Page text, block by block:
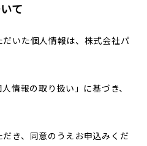
て
いた個人情報は、株式会社パ
情報の取り扱い」に基づき、
き、同意のうえお申込みくだ